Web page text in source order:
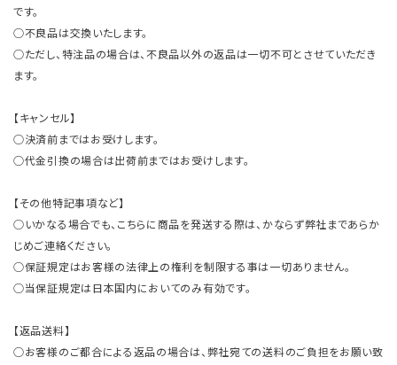
です。
○不良品は交換いたします。
○ただし、特注品の場合は、不良品以外の返品は一切不可とさせていただき
ます。
【キャンセル】
○決済前まではお受けします。
○代金引換の場合は出荷前まではお受けします。
【その他特記事項など】
○いかなる場合でも、こちらに商品を発送する際は、かならず弊社まであらか
じめご連絡ください。
○保証規定はお客様の法律上の権利を制限する事は一切ありません。
○当保証規定は日本国内においてのみ有効です。
【返品送料】
○お客様のご都合による返品の場合は、弊社宛ての送料のご負担をお願い致